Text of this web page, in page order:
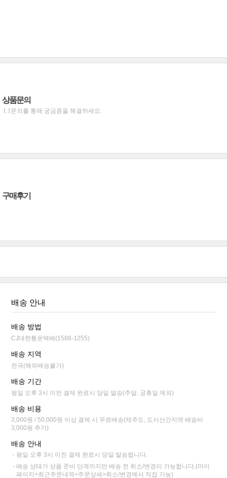
상품문의
1:1문의를 통해 궁금증을 해결하세요.
구매후기
배송 안내
배송 방법
CJ대한통운택배(1588-1255)
배송 지역
전국(해외배송불가)
배송 기간
평일 오후 3시 이전 결제 완료시 당일 발송(주말, 공휴일 제외)
배송 비용
3,000원 / 50,000원 이상 결제 시 무료배송(제주도, 도서산간지역 배송비
3,000원 추가)
배송 안내
평일 오후 3시 이전 결제 완료시 당일 발송됩니다.
배송 상태가 상품 준비 단계까지만 배송 전 취소/변경이 가능합니다.(마이
페이지>최근주문내역>주문상세>취소/변경에서 직접 가능)